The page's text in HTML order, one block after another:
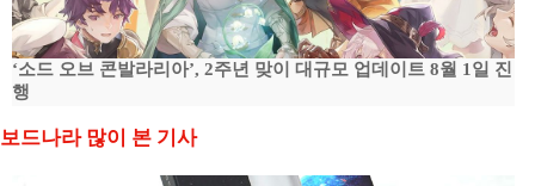
‘소드 오브 콘발라리아’, 2주년 맞이 대규모 업데이트 8월 1일 진
행
보드나라 많이 본 기사